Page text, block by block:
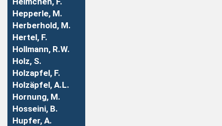
Hepperle, M.
Herberhold, M.
Hertel, F.
Hollmann, R.W.
Holz, S.
Holzapfel, F.
Holzäpfel, A.L.
Hornung, M.
Hosseini, B.
Hupfer, A.